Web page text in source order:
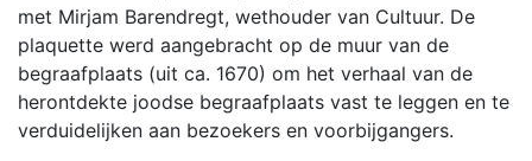
met Mirjam Barendregt, wethouder van Cultuur. De
plaquette werd aangebracht op de muur van de
begraafplaats (uit ca. 1670) om het verhaal van de
herontdekte joodse begraafplaats vast te leggen en te
verduidelijken aan bezoekers en voorbijgangers.